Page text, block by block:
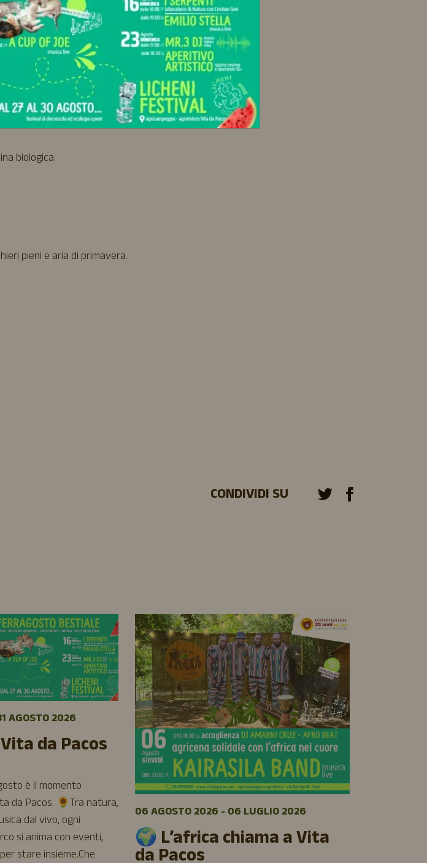
biologica.
pieni e aria di primavera.
CONDIVIDI SU
AGOSTO 2026
da Pacos
è il momento
da Pacos. 🌻Tra natura,
dal vivo, ogni
si anima con eventi,
stare insieme.Che
06 AGOSTO 2026 - 06 LUGLIO 2026
🌍 L’africa chiama a Vita